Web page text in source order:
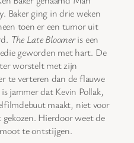
Baker ging in drie weken
toen er een tumor uit
The Late Bloomeris een
geworden met hart. De
worstelt met zijn
te verteren dan de flauwe
jammer dat Kevin Pollak,
maakt, niet voor
Hierdoor weet de
te ontstijgen.